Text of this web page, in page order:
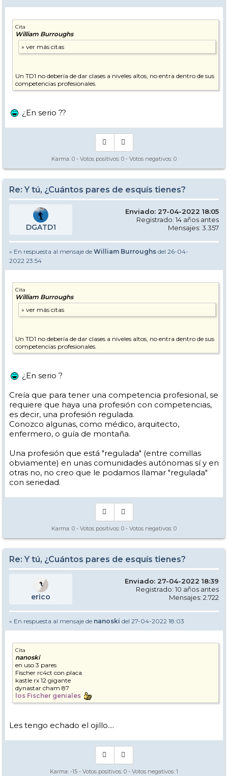
Cita
William Burroughs
Un TD1 no debería de dar clases a niveles altos, no entra dentro de sus
competencias profesionales.
¿En serio ??
Karma: 0 - Votos positivos: 0 - Votos negativos: 0
Re: Y tú, ¿Cuántos pares de esquís tienes?
DGATD1
Enviado: 27-04-2022 18:05
Registrado: 14 años antes
Mensajes: 3.357
» En respuesta al mensaje de William Burroughs del 26-04-
2022 23:54
Cita
William Burroughs
Un TD1 no debería de dar clases a niveles altos, no entra dentro de sus
competencias profesionales.
¿En serio ?
Creía que para tener una competencia profesional, se
requiere que haya una profesión con competencias,
es decir, una profesión regulada.
Conozco algunas, como médico, arquitecto,
enfermero, o guía de montaña.
Una profesión que está "regulada" (entre comillas
obviamente) en unas comunidades autónomas sí y en
otras no, no creo que le podamos llamar "regulada"
con seriedad.
Karma: 0 - Votos positivos: 0 - Votos negativos: 0
Re: Y tú, ¿Cuántos pares de esquís tienes?
erico
Enviado: 27-04-2022 18:39
Registrado: 10 años antes
Mensajes: 2.722
» En respuesta al mensaje de nanoski del 27-04-2022 18:03
Cita
nanoski
en uso 3 pares
Fischer rc4ct con placa
kastle rx 12 gigante
dynastar cham 87
los Fischer geniales
Les tengo echado el ojillo....
Karma: -15 - Votos positivos: 0 - Votos negativos: 1